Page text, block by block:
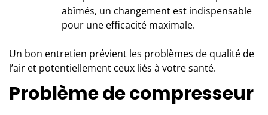
abîmés, un changement est indispensable
pour une efficacité maximale.
Un bon entretien prévient les problèmes de qualité de
l’air et potentiellement ceux liés à votre santé.
Problème de compresseur